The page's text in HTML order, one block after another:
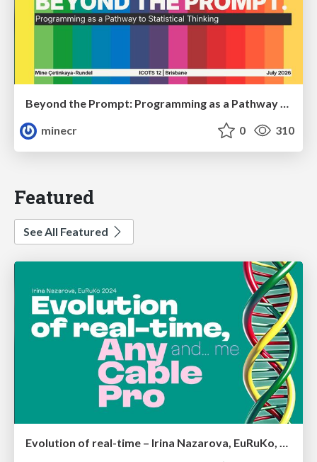
Beyond the Prompt: Programming as a Pathway to Statistical Thinking
minecr
0 310
Featured
See All Featured
Evolution of real-time – Irina Nazarova, EuRuKo, 2024